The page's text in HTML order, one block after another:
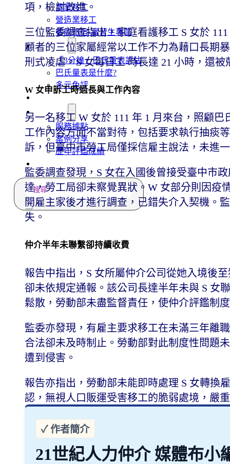
農業移工
營造業移工
餐飲旅宿-實習生專區
巴氏量表
「3分鐘」巴氏量表評估
巴氏量表是什麼?
多元免評
常見問題
關於我們
服務據點
案例分享
歷年評鑑成績
搜
尋
項，檢討改進。
三位監委調查指出，家庭看護移工 S 女於
顧者的三位家屬經常以工作不力為藉口長期
刑式凌虐。S 女每日工 時長達 21 小時，還
W 女申訴工時過長與工作內容
另一名移工 W 女於 111 年 1 月來台，照顧
工作內容方面不當對待，包括要求執行抽痰
訴，但臺中市勞工局僅採信雇主說法，未進
監委調查發現，S 女在入國後曾接受臺中市
達，勞工局卻未察覺異狀。W 女部分則因疫
開雇主家後才進行調查，已錯失介入契機。
失。
仲介半年未聯繫卻持續收費
報告中指出，S 女所屬仲介公司從她入境後
卻未依規定通報。該公司長達半年未與 S 女
鬆散，勞動部未盡監督責任，使仲介評鑑制
監委亦發現，有雇主要求移工在未滿三年離
合法卻未及時制止。勞動部對此制度性問題
遭到侵害。
報告亦指出，勞動部未能即時處理 S 女轉換
認，無視人口販運受害移工的脆弱處境，嚴
21世紀人力仲介 媒體布小